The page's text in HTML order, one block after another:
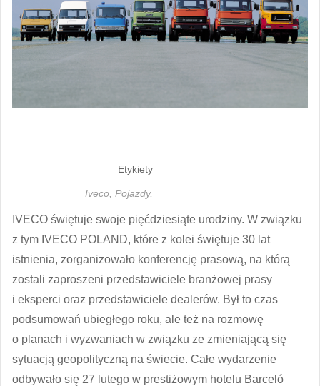
Etykiety
Iveco, Pojazdy,
IVECO świętuje swoje pięćdziesiąte urodziny. W związku
z tym IVECO POLAND, które z kolei świętuje 30 lat
istnienia, zorganizowało konferencję prasową, na którą
zostali zaproszeni przedstawiciele branżowej prasy
i eksperci oraz przedstawiciele dealerów. Był to czas
podsumowań ubiegłego roku, ale też na rozmowę
o planach i wyzwaniach w związku ze zmieniającą się
sytuacją geopolityczną na świecie. Całe wydarzenie
odbywało się 27 lutego w prestiżowym hotelu Barceló